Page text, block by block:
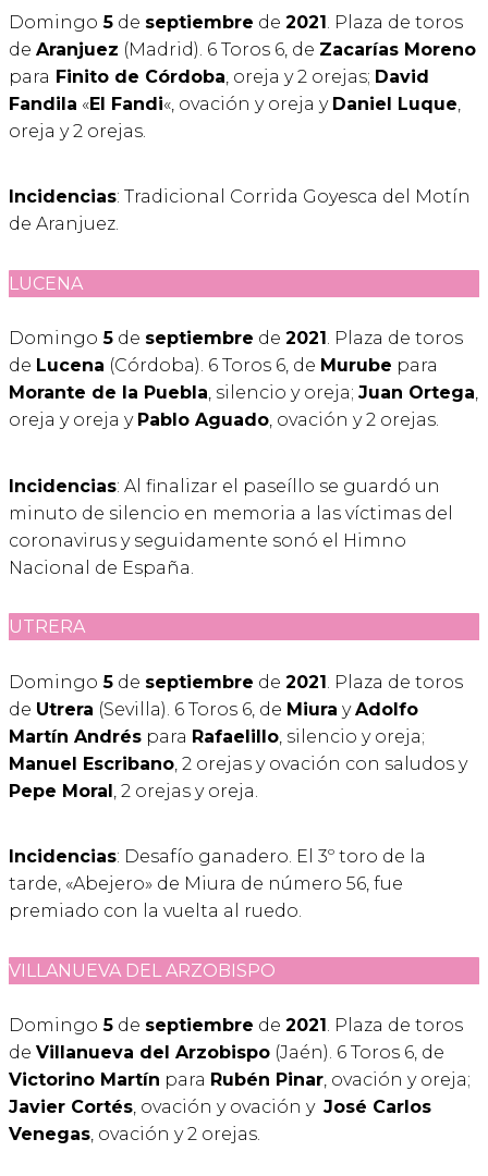
Domingo 5 de septiembre de 2021. Plaza de toros
de Aranjuez (Madrid). 6 Toros 6, de Zacarías Moreno
para Finito de Córdoba, oreja y 2 orejas; David
Fandila «El Fandi«, ovación y oreja y Daniel Luque,
oreja y 2 orejas.
Incidencias: Tradicional Corrida Goyesca del Motín
de Aranjuez.
LUCENA
Domingo 5 de septiembre de 2021 . Plaza de toros
de Lucena (Córdoba). 6 Toros 6, de Murube para
Morante de la Puebla, silencio y oreja; Juan Ortega,
oreja y oreja y Pablo Aguado, ovación y 2 orejas.
Incidencias: Al finalizar el paseíllo se guardó un
minuto de silencio en memoria a las víctimas del
coronavirus y seguidamente sonó el Himno
Nacional de España.
UTRERA
Domingo 5 de septiembre de 2021 . Plaza de toros
de Utrera (Sevilla). 6 Toros 6, de Miura yAdolfo
Martín Andrés para Rafaelillo , silencio y oreja;
Manuel Escribano , 2 orejas y ovación con saludos y
Pepe Moral , 2 orejas y oreja.
Incidencias: Desafío ganadero. El 3º toro de la
tarde, «Abejero» de Miura de número 56, fue
premiado con la vuelta al ruedo.
VILLANUEVA DEL ARZOBISPO
Domingo 5 de septiembre de 2021. Plaza de toros
de Villanueva del Arzobispo (Jaén). 6 Toros 6, de
Victorino Martín para Rubén Pinar, ovación y oreja;
Javier Cortés, ovación y ovación y José Carlos
Venegas, ovación y 2 orejas.